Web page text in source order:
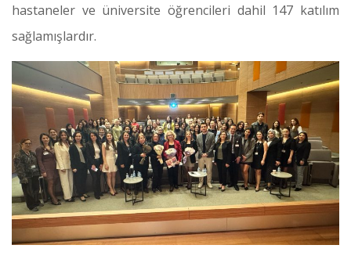
hastaneler ve üniversite öğrencileri dahil 147 katılım
sağlamışlardır.